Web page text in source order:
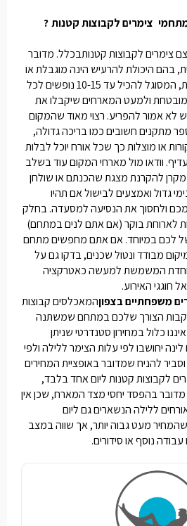
צימרים לקבוצות קטנות?
צימרים לקבוצות קטנותבכלל. מדובר
בהם היכולת להרעיש הינה מוגבלת או
שהמדובר במקום קטן יחסית, המסוגל להכיל עד 10-15 נופשים לכל
מובטחת ולמעט המארחים שיקבלו את
לא אמור להפריע. רצוי מאוד שהמקום
מתקנים חשובים כמו בריכה גדולה,
או מוצלות כך שכל אורח יוכל לבלות
וודאו מול מארחי המקום עוד בשלב
מקרן להקרנת מצגת שהכנתם או שולחן
גדול ואמצעים לבישול אם תהיו
ולחסוך את הנסיעה למסעדה. בחלק
לארוחת בוקר (אם אתם לנים במתחם)
לכם במיוחד. אם אתם מחפשים מתחם
מבודד ונטול שכנים, בדקו גם על
המשמשת למעשה כאטרקציה
חוגגי האירוע.
משפחתיים בצפוןהמאכלסים קבוצות
בעקבות הצורך שלכם במתחם שמשתנה
כלול במחירון סטנדרטי שניתן
יחושבו לפי עלות הצימר ללילה ולפי
להניח שמדובר באופציית המחירים
לקבוצות קטנותליום אחד בלבד,
בהפסד יחסי מצד המארח, שכן אין
ללילה הנשארים גם ליום
מעט גבוה יותר, אך שווה במצב
נוסף או סידורים.